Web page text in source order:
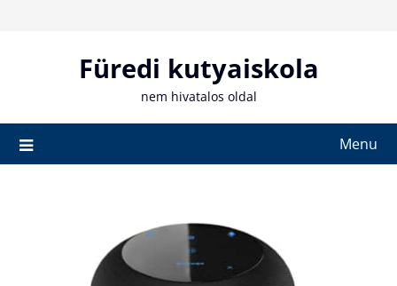
Füredi kutyaiskola
nem hivatalos oldal
Menu